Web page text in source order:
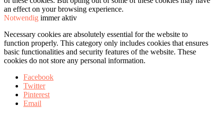
an effect on your browsing experience.
Notwendig immer aktiv
Necessary cookies are absolutely essential for the website to
function properly. This category only includes cookies that ensures
basic functionalities and security features of the website. These
cookies do not store any personal information.
Facebook
Twitter
Pinterest
Email